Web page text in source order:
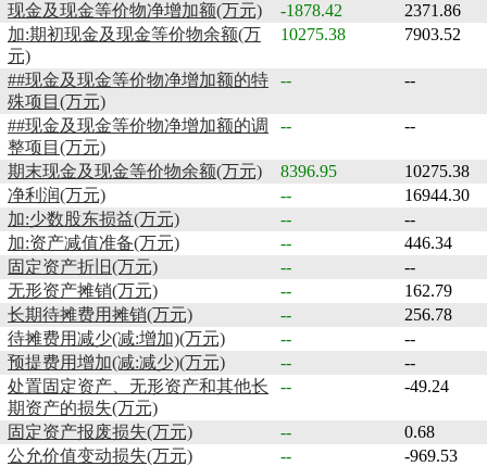
现金及现金等价物净增加额(万元) -1878.42
2371.86
加:期初现金及现金等价物余额(万
元)
10275.38 7903.52
##现金及现金等价物净增加额的特
殊项目(万元)
-- --
##现金及现金等价物净增加额的调
整项目(万元)
-- --
期末现金及现金等价物余额(万元) 8396.95
10275.38
净利润(万元)
--
16944.30
加:少数股东损益(万元)
--
--
加:资产减值准备(万元)
--
446.34
固定资产折旧(万元)
--
--
无形资产摊销(万元)
--
162.79
长期待摊费用摊销(万元)
--
256.78
待摊费用减少(减:增加)(万元)
--
--
预提费用增加(减:减少)(万元)
--
--
处置固定资产、无形资产和其他长
期资产的损失(万元)
-- -49.24
固定资产报废损失(万元) --
0.68
公允价值变动损失(万元)
--
-969.53